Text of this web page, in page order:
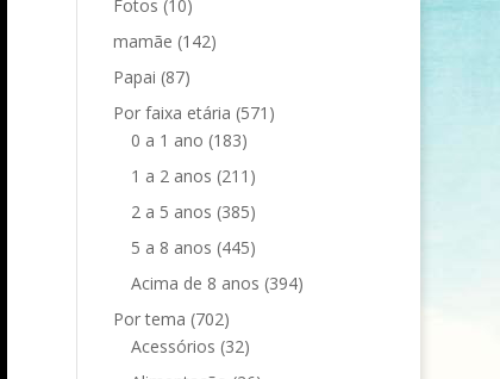
Fotos (10)
mamãe (142)
Papai (87)
Por faixa etária (571)
0 a 1 ano (183)
1 a 2 anos (211)
2 a 5 anos (385)
5 a 8 anos (445)
Acima de 8 anos (394)
Por tema (702)
Acessórios (32)